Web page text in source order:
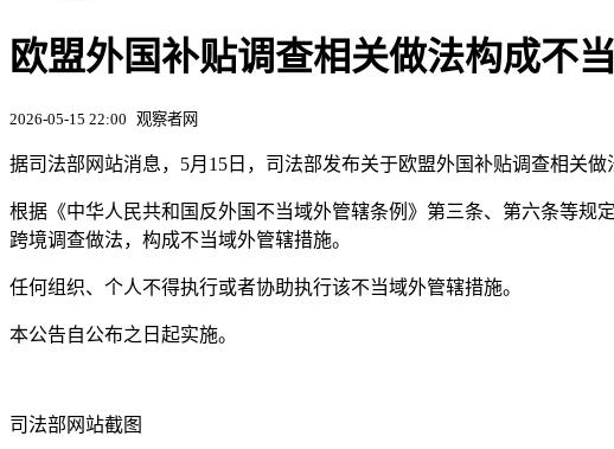
欧盟外国补贴调查相关做法构成不
2026-05-15 22:00 观察者网
据司法部网站消息，5月15日，司法部发布关于欧盟外国补贴调查相关做
根据《中华人民共和国反外国不当域外管辖条例》第三条、第六条等
跨境调查做法，构成不当域外管辖措施。
任何组织、个人不得执行或者协助执行该不当域外管辖措施。
本公告自公布之日起实施。
司法部网站截图